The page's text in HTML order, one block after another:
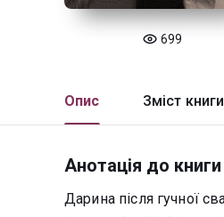
699
Опис Зміст книги
Анотація до
Дарина після гучної